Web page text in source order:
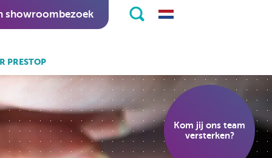
showroombezoek
ook:
software.
software.
PRESTOP
Kom jij ons team
versterken?